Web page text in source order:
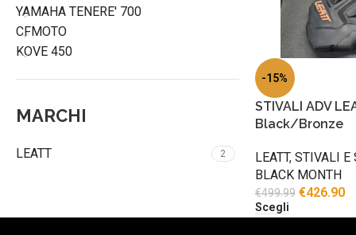
YAMAHA TENERE' 700
CFMOTO
KOVE 450
MARCHI
LEATT 2
-15%
STIVALI ADV
Black/Bronze
LEATT, STIVALI E
BLACK MONTH
€499.99 €426.90
Scegli